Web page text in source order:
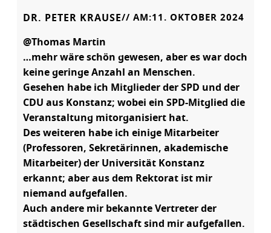
DR. PETER KRAUSE// AM:11. OKTOBER 2024
@Thomas Martin
…mehr wäre schön gewesen, aber es war doch
keine geringe Anzahl an Menschen.
Gesehen habe ich Mitglieder der SPD und der
CDU aus Konstanz; wobei ein SPD-Mitglied die
Veranstaltung mitorganisiert hat.
Des weiteren habe ich einige Mitarbeiter
(Professoren, Sekretärinnen, akademische
Mitarbeiter) der Universität Konstanz
erkannt; aber aus dem Rektorat ist mir
niemand aufgefallen.
Auch andere mir bekannte Vertreter der
städtischen Gesellschaft sind mir aufgefallen.